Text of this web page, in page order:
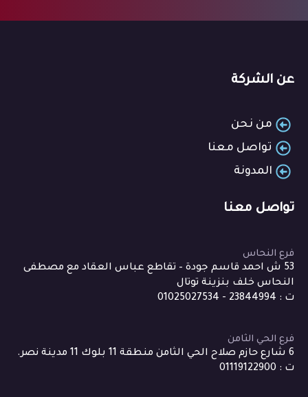
عن الشركة
من نحن
تواصل معنا
المدونة
تواصل معنا
فرع النحاس
53 ش احمد قاسم جودة – تقاطع عباس العقاد مع مصطفى
النحاس خلف بنزينة توتال
ت : 23844994 - 01025027534
فرع الحي الثامن
6 شارع حازم صلاح الحي الثامن منطقة 11 بلوك 11 مدينة نصر.
ت : 01119122900